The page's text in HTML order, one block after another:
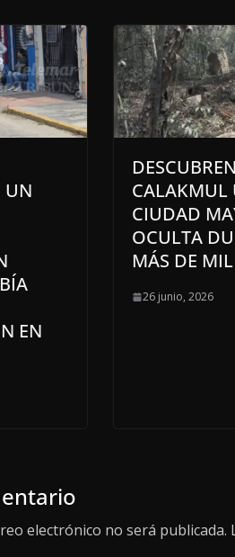
UN
EN
CALAKMUL
CIUDAD
OCULTA
MÁS DE
26 junio, 2026
electrónico no será publicada.